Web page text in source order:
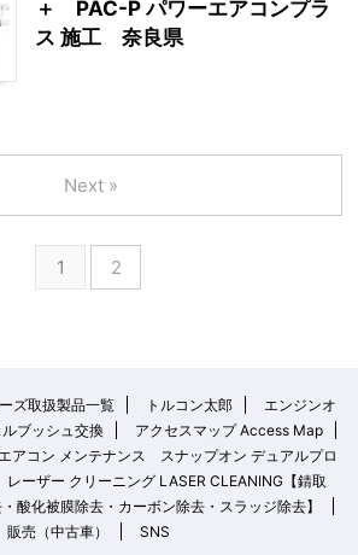
＋ PAC-P パワーエアコンプラ
ス 施工 奈良県
1 2
Next »
ズ取扱製品一覧 トルコン太郎
エンジンオ
ブッシュ交換
アクセスマップ Access Map
アコン メンテナンス スナップオン デュアルプロ
レーザー クリーニング LASER CLEANING【錆取
酸化被膜除去・カーボン除去・スラッジ除去】
販売（中古車）
SNS